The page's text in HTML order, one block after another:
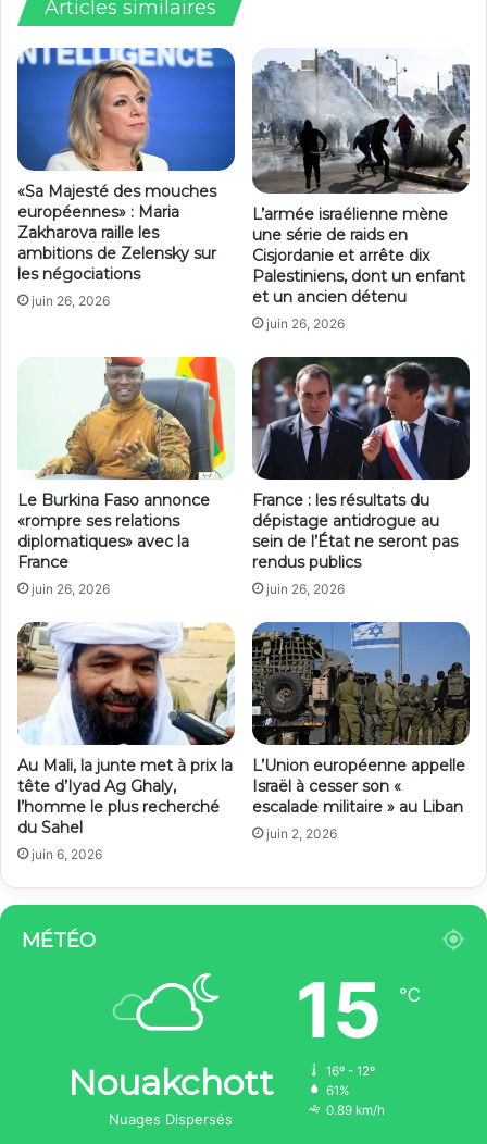
Articles similaires
«Sa Majesté des mouches
européennes» : Maria
Zakharova raille les
ambitions de Zelensky sur
les négociations
juin 26, 2026
L’armée israélienne mène
une série de raids en
Cisjordanie et arrête dix
Palestiniens, dont un enfant
et un ancien détenu
juin 26, 2026
Le Burkina Faso annonce
«rompre ses relations
diplomatiques» avec la
France
juin 26, 2026
France : les résultats du
dépistage antidrogue au
sein de l’État ne seront pas
rendus publics
juin 26, 2026
Au Mali, la junte met à prix la
tête d’Iyad Ag Ghaly,
l’homme le plus recherché
du Sahel
juin 6, 2026
L’Union européenne appelle
Israël à cesser son «
escalade militaire » au Liban
juin 2, 2026
MÉTÉO
Nouakchott
Nuages Dispersés
15 ℃
16º - 12º
61%
0.89 km/h